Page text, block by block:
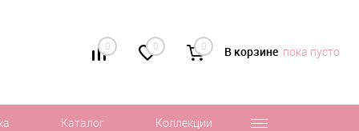
0 0 0 В корзине пока пусто
Каталог Коллекции